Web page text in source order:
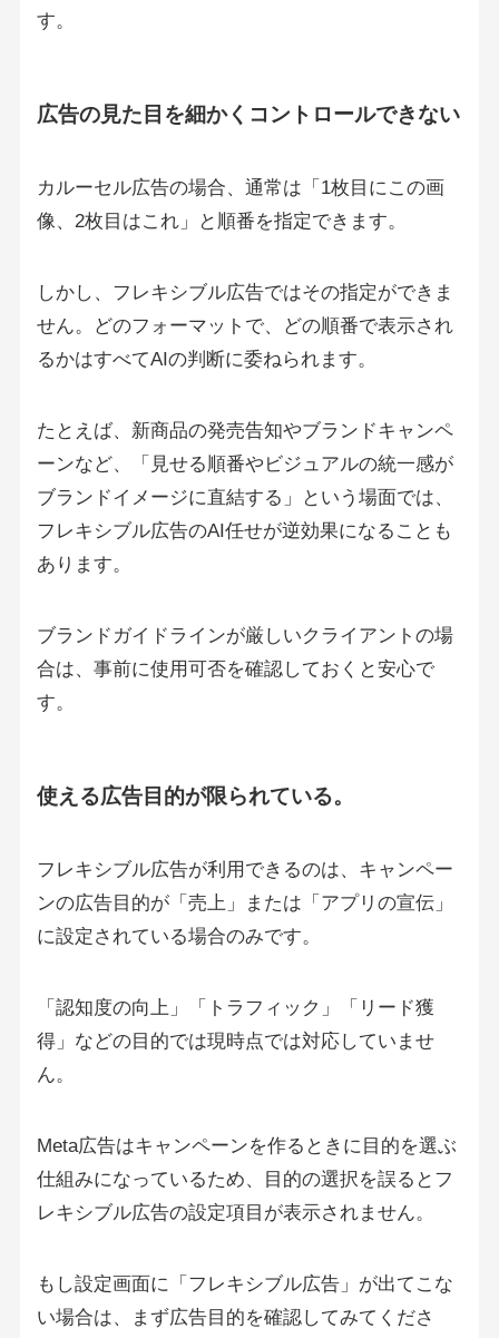
す。
広告の見た目を細かくコントロールできない
カルーセル広告の場合、通常は「1枚目にこの画
像、2枚目はこれ」と順番を指定できます。
しかし、フレキシブル広告ではその指定ができま
せん。どのフォーマットで、どの順番で表示され
るかはすべてAIの判断に委ねられます。
たとえば、新商品の発売告知やブランドキャンペ
ーンなど、「見せる順番やビジュアルの統一感が
ブランドイメージに直結する」という場面では、
フレキシブル広告のAI任せが逆効果になることも
あります。
ブランドガイドラインが厳しいクライアントの場
合は、事前に使用可否を確認しておくと安心で
す。
使える広告目的が限られている。
フレキシブル広告が利用できるのは、キャンペー
ンの広告目的が「売上」または「アプリの宣伝」
に設定されている場合のみです。
「認知度の向上」「トラフィック」「リード獲
得」などの目的では現時点では対応していませ
ん。
Meta広告はキャンペーンを作るときに目的を選ぶ
仕組みになっているため、目的の選択を誤るとフ
レキシブル広告の設定項目が表示されません。
もし設定画面に「フレキシブル広告」が出てこな
い場合は、まず広告目的を確認してみてくださ